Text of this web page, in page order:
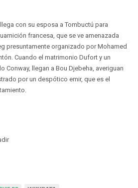
con su esposa a Tombuctú para
francesa, que se ve amenazada
presuntamente organizado por Mohamed
Cuando el matrimonio Dufort y un
Conway, llegan a Bou Djebeha, averiguan
por un despótico emir, que es el